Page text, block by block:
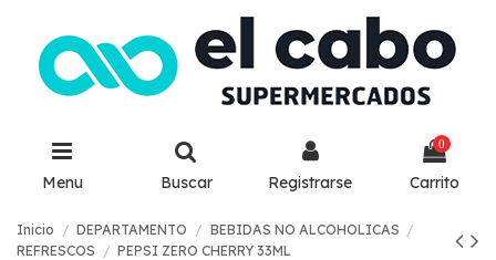
Menu Buscar Registrarse
0
Carrito
Inicio DEPARTAMENTO
BEBIDAS NO ALCOHOLICAS
REFRESCOS
PEPSI ZERO CHERRY 33ML